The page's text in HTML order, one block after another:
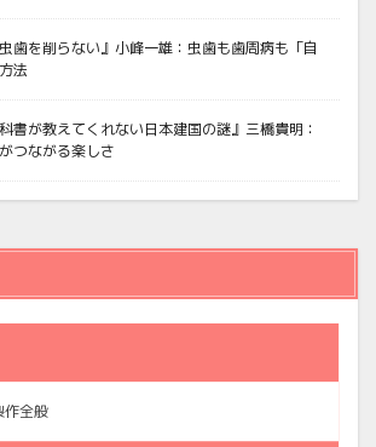
歯を削らない』小峰一雄：虫歯も歯周病も「自
法
書が教えてくれない日本建国の謎』三橋貴明：
つながる楽しさ
作全般